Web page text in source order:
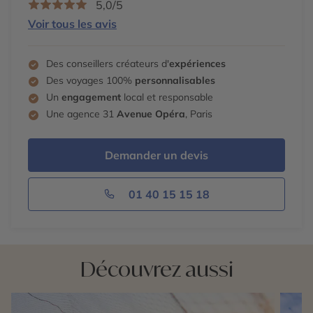
5,0/5
Voir tous les avis
Des conseillers créateurs d'expériences
Des voyages 100% personnalisables
Un engagement local et responsable
Une agence 31 Avenue Opéra, Paris
Demander un devis
01 40 15 15 18
Découvrez aussi